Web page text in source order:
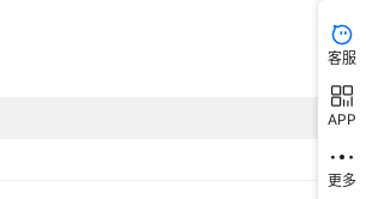
客服
APP
更多